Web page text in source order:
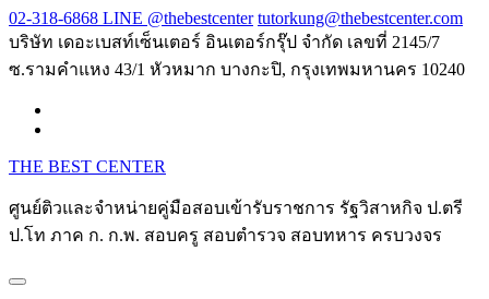
Skip
to
02-318-6868 LINE @thebestcenter tutorkung@thebestcenter.com
บริษัท เดอะเบสท์เซ็นเตอร์ อินเตอร์กรุ๊ป จำกัด เลขที่ 2145/7
ซ.รามคำแหง 43/1 หัวหมาก บางกะปิ, กรุงเทพมหานคร 10240
THE BEST CENTER
ศูนย์ติวและจำหน่ายคู่มือสอบเข้ารับราชการ รัฐวิสาหกิจ ป.ตรี
ป.โท ภาค ก. ก.พ. สอบครู สอบตำรวจ สอบทหาร ครบวงจร